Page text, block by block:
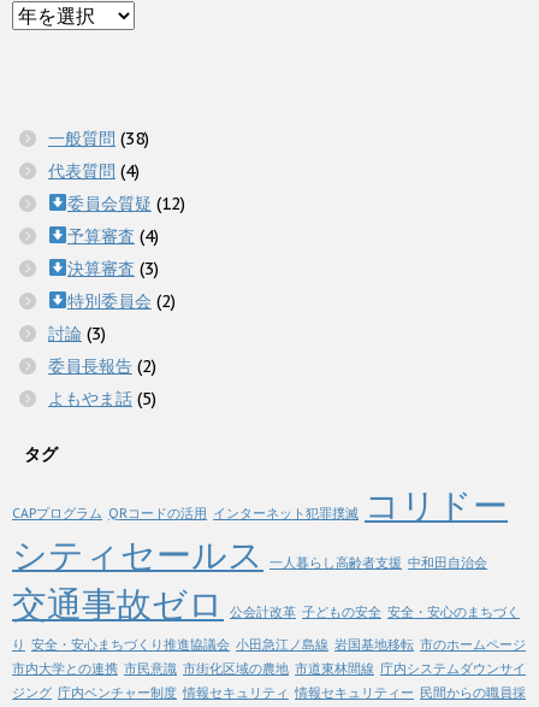
一般質問 (38)
代表質問 (4)
委員会質疑 (12)
予算審査 (4)
決算審査 (3)
特別委員会 (2)
討論 (3)
委員長報告 (2)
よもやま話 (5)
タグ
CAPプログラム QRコードの活用 インターネット犯罪撲滅
コリドー
シティセールス
一人暮らし高齢者支援 中和田自治会
交通事故ゼロ 公会計改革 子どもの安全 安全・安心のまちづく
り 安全・安心まちづくり推進協議会 小田急江ノ島線 岩国基地移転 市のホームページ
市内大学との連携 市民意識 市街化区域の農地 市道東林間線 庁内システムダウンサイ
ジング 庁内ベンチャー制度 情報セキュリティ 情報セキュリティー 民間からの職員採